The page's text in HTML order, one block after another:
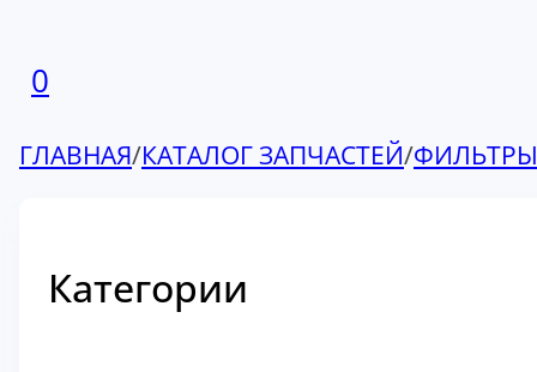
0
ГЛАВНАЯ/КАТАЛОГ ЗАПЧАСТЕЙ/ФИЛЬТРЫ
Категории